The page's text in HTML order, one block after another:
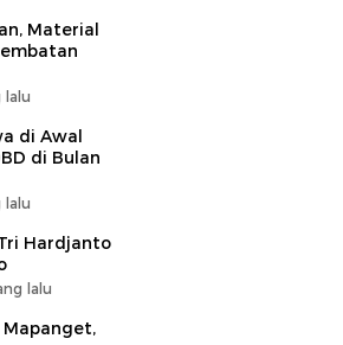
Material
lalu
di Awal
di Bulan
lalu
Hardjanto
lalu
Mapanget,